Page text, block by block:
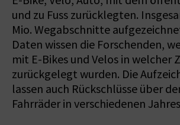
und zu Fuss zurücklegten.
Mio. Wegabschnitte
Daten wissen die Forschenden,
mit E-Bikes und Velos in welcher
zurückgelegt wurden. Die
lassen auch Rückschlüsse über
Fahrräder in verschiedenen